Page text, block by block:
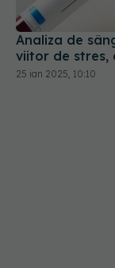
Analiza de
viitor de stres,
25 ian 2025, 10:10